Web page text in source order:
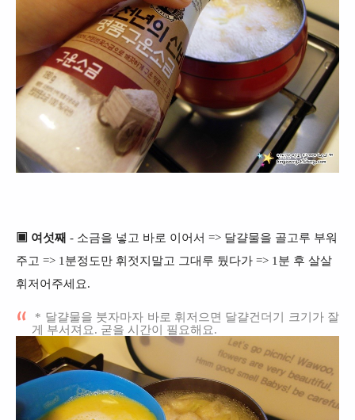
▣ 여섯째 - 소금을 넣고 바로 이어서 => 달걀물을 골고루 부워
주고 => 1분정도만 휘젓지말고 그대루 뒀다가 => 1분 후 살살
휘저어주세요.
* 달걀물을 붓자마자 바로 휘저으면 달걀건더기 크기가 잘
게 부서져요. 굳을 시간이 필요해요.